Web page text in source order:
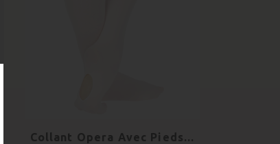
Collant Opera Avec Pieds...